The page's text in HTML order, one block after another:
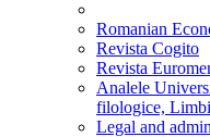
Romanian
Revista Cogito
Revista
Analele
filologice,
Legal and